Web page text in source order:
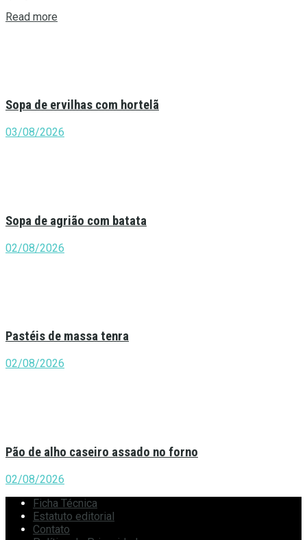
Read more
Sopa de ervilhas com hortelã
03/08/2026
Sopa de agrião com batata
02/08/2026
Pastéis de massa tenra
02/08/2026
Pão de alho caseiro assado no forno
02/08/2026
Ficha Técnica
Estatuto editorial
Contato